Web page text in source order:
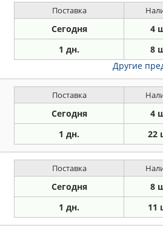
Поставка
Сегодня 4
1 дн. 8
Другие
Поставка
Сегодня 4
1 дн. 22
Поставка
Сегодня 8
1 дн. 11